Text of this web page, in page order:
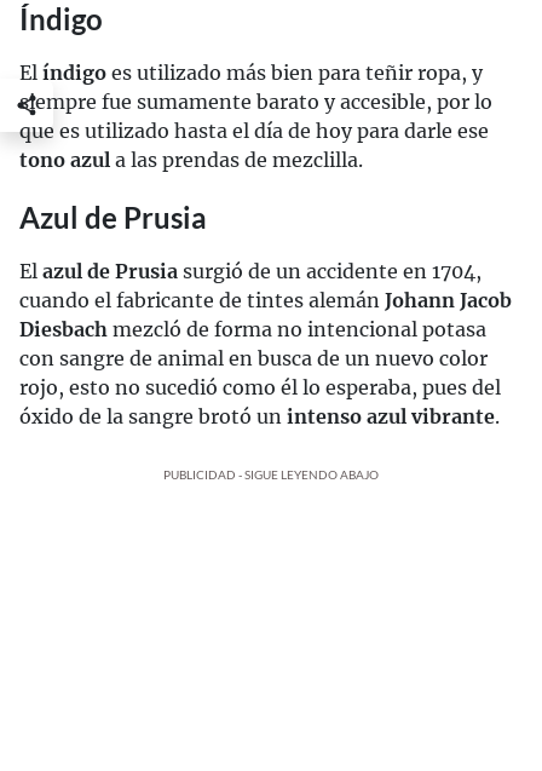
Índigo
El índigo es utilizado más bien para teñir ropa, y
siempre fue sumamente barato y accesible, por lo
que es utilizado hasta el día de hoy para darle ese
tono azul a las prendas de mezclilla.
Azul de Prusia
El azul de Prusia surgió de un accidente en 1704,
cuando el fabricante de tintes alemán Johann Jacob
Diesbach mezcló de forma no intencional potasa
con sangre de animal en busca de un nuevo color
rojo, esto no sucedió como él lo esperaba, pues del
óxido de la sangre brotó un intenso azul vibrante.
PUBLICIDAD - SIGUE LEYENDO ABAJO